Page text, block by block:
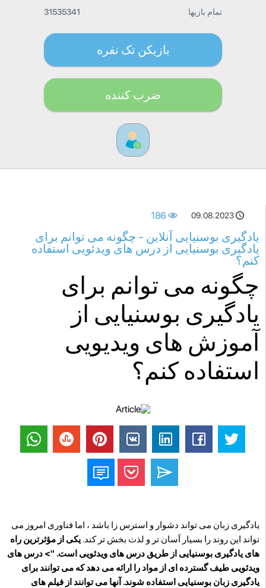
تمام بازیها 31535341
بازیکن تک نفره
ضرب کننده
09.08.2023
186
یادگیری بوسنیایی آنلاین - چگونه می توانم برای
یادگیری بوسنیایی از درس های ویدئویی استفاده
کنم؟
چگونه می توانم برای
یادگیری بوسنیایی از
آموزش های ویدیویی
استفاده کنم؟
یادگیری زبان می تواند دشوار و استرس زا باشد ، اما فناوری امروز می
تواند این روند را بسیار آسان تر و لذت بخش تر کند. یکی از مؤثرترین راه
های یادگیری بوسنیایی از طریق درس های ویدئویی است. "> درس های
ویدئویی طیف گسترده ای از مواد را ارائه می دهد که می توانند برای
یادگیری زبان بوسنیایی استفاده شوند. آنها می توانند از فیلم های